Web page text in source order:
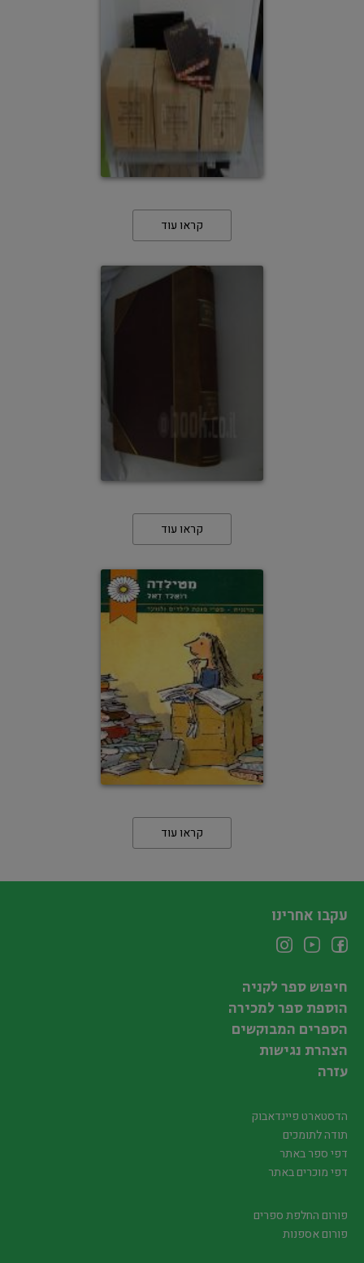
קראו עוד
קראו עוד
קראו עוד
עקבו אחרינו
חיפוש ספר לקניה
הוספת ספר למכירה
הספרים המבוקשים
הצהרת נגישות
עזרה
הדסטארט פיינדאבוק
תודה לתומכים
דפי ספר באתר
דפי מוכרים באתר
פורום החלפת ספרים
פורום אספנות